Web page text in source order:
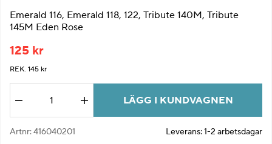
Emerald 116, Emerald 118, 122, Tribute 140M, Tribute
145M Eden Rose
125 kr
REK. 145 kr
LÄGG I KUNDVAGNEN
Artnr:416040201 Leverans:1-2 arbetsdagar